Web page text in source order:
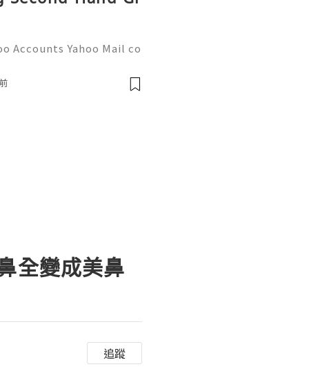
Accounts Yahoo Mail co
and online a
全變成美鼻
追蹤